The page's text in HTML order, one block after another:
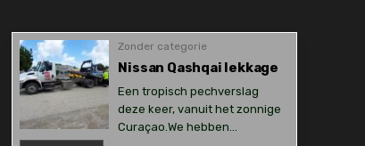
Zonder categorie
Nissan Qashqai lekkage
Een tropisch pechverslag
deze keer, vanuit het zonnige
Curaçao.We hebben…